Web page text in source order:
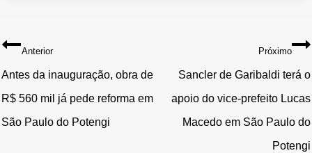
Navegação
de
Post
Anterior
Antes da inauguração, obra de
R$ 560 mil já pede reforma em
São Paulo do Potengi
Próximo
Sancler de Garibaldi terá o
apoio do vice-prefeito Lucas
Macedo em São Paulo do
Potengi